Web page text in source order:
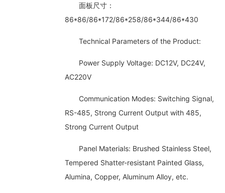
面板尺寸：
86*86/86*172/86*258/86*344/86*430
Technical Parameters of the Product:
Power Supply Voltage: DC12V, DC24V,
AC220V
Communication Modes: Switching Signal,
RS-485, Strong Current Output with 485,
Strong Current Output
Panel Materials: Brushed Stainless Steel,
Tempered Shatter-resistant Painted Glass,
Alumina, Copper, Aluminum Alloy, etc.